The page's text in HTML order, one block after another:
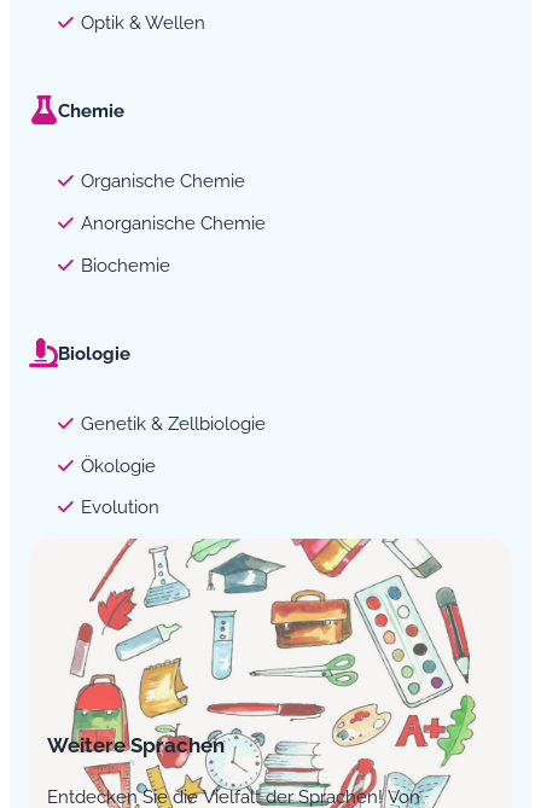
Optik & Wellen
Chemie
Organische Chemie
Anorganische Chemie
Biochemie
Biologie
Genetik & Zellbiologie
Ökologie
Evolution
Weitere Sprachen
Entdecken Sie die Vielfalt der Sprachen! Von